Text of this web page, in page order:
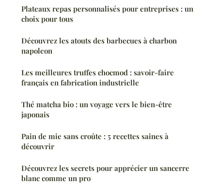
Plateaux repas personnalisés pour entreprises : un
choix pour tous
Découvrez les atouts des barbecues à charbon
napoleon
Les meilleures truffes chocmod : savoir-faire
français en fabrication industrielle
Thé matcha bio : un voyage vers le bien-être
japonais
Pain de mie sans croûte : 5 recettes saines à
découvrir
Découvrez les secrets pour apprécier un sancerre
blanc comme un pro